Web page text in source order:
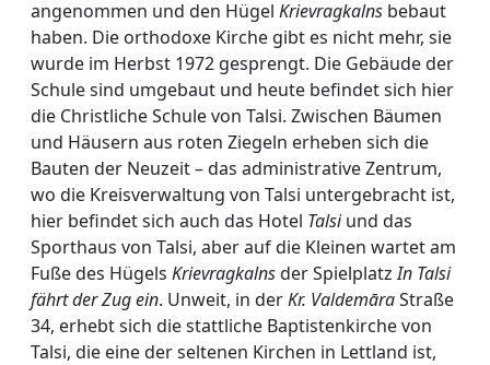
angenommen und den Hügel Krievragkalns bebaut
haben. Die orthodoxe Kirche gibt es nicht mehr, sie
wurde im Herbst 1972 gesprengt. Die Gebäude der
Schule sind umgebaut und heute befindet sich hier
die Christliche Schule von Talsi. Zwischen Bäumen
und Häusern aus roten Ziegeln erheben sich die
Bauten der Neuzeit – das administrative Zentrum,
wo die Kreisverwaltung von Talsi untergebracht ist,
hier befindet sich auch das Hotel Talsiund das
Sporthaus von Talsi, aber auf die Kleinen wartet am
Fuße des Hügels Krievragkalnsder SpielplatzIn Talsi
fährt der Zug ein. Unweit, in derKr. ValdemāraStraße
34, erhebt sich die stattliche Baptistenkirche von
Talsi, die eine der seltenen Kirchen in Lettland ist,